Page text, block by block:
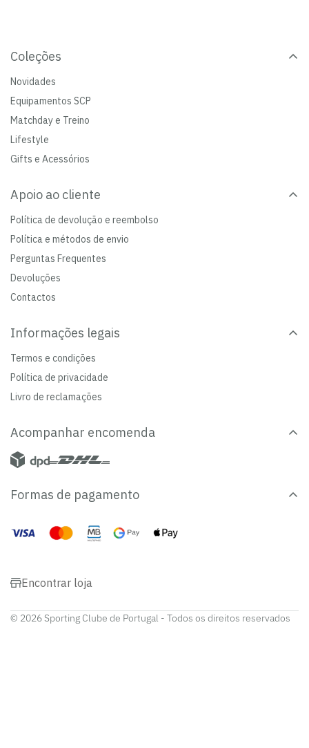
Coleções
Novidades
Equipamentos SCP
Matchday e Treino
Lifestyle
Gifts e Acessórios
Apoio ao cliente
Política de devolução e reembolso
Política e métodos de envio
Perguntas Frequentes
Devoluções
Contactos
Informações legais
Termos e condições
Política de privacidade
Livro de reclamações
Acompanhar encomenda
Formas de pagamento
Encontrar loja
© 2026 Sporting Clube de Portugal - Todos os direitos reservados